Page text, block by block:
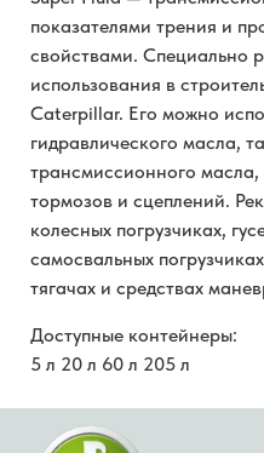
показателями трения и
свойствами. Специально
использования в
Caterpillar. Его можно
гидравлического масла,
трансмиссионного
тормозов и сцеплений.
колесных погрузчиках,
самосвальных
тягачах и средствах
Доступные контейнеры:
5 л 20 л 60 л 205 л